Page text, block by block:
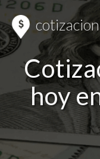
hoy